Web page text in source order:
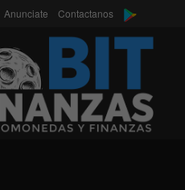
Anunciate Contactanos